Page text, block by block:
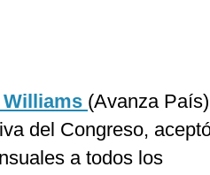
(Avanza País)
del Congreso,
a todos los